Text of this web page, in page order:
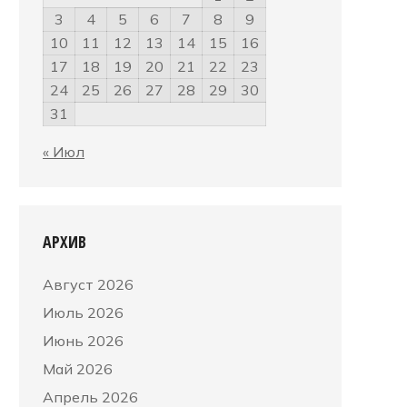
3
4 5 6 7 8
9
10
11 12 13 14 15
16
17
18 19 20 21 22
23
24
25 26 27 28 29
30
31
« Июл
АРХИВ
Август 2026
Июль 2026
Июнь 2026
Май 2026
Апрель 2026